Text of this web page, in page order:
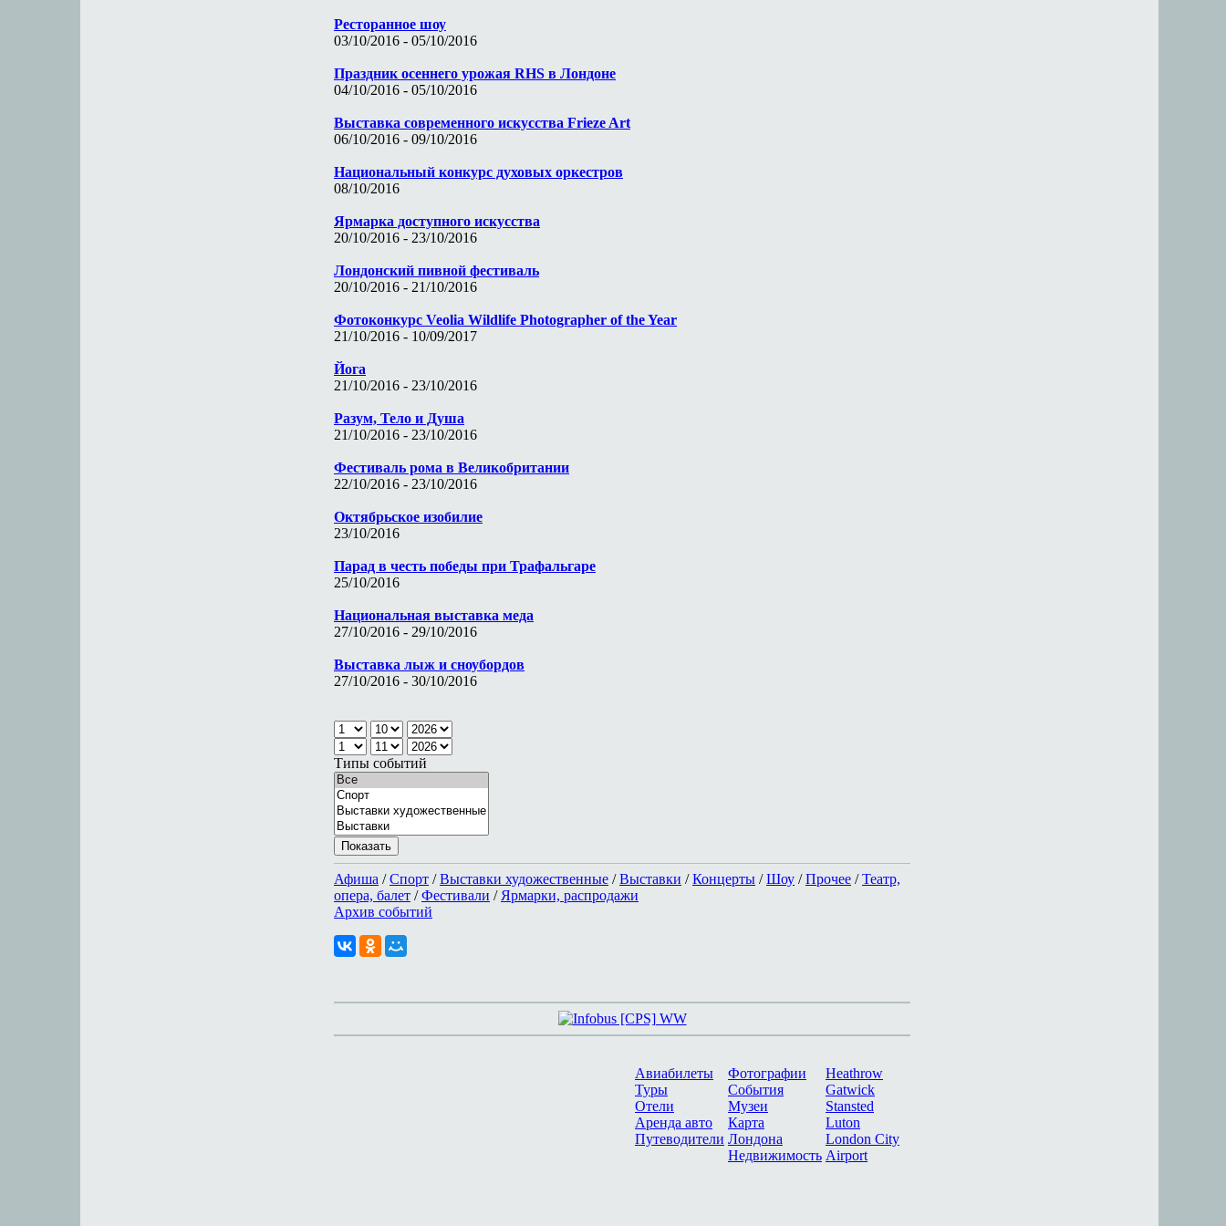
Ресторанное шоу
03/10/2016 - 05/10/2016
Праздник осеннего урожая RHS в Лондоне
04/10/2016 - 05/10/2016
Выставка современного искусства Frieze Art
06/10/2016 - 09/10/2016
Национальный конкурс духовых оркестров
08/10/2016
Ярмарка доступного искусства
20/10/2016 - 23/10/2016
Лондонский пивной фестиваль
20/10/2016 - 21/10/2016
Фотоконкурс Veolia Wildlife Photographer of the Year
21/10/2016 - 10/09/2017
Йога
21/10/2016 - 23/10/2016
Разум, Тело и Душа
21/10/2016 - 23/10/2016
Фестиваль рома в Великобритании
22/10/2016 - 23/10/2016
Октябрьское изобилие
23/10/2016
Парад в честь победы при Трафальгаре
25/10/2016
Национальная выставка меда
27/10/2016 - 29/10/2016
Выставка лыж и сноубордов
27/10/2016 - 30/10/2016
Типы событий
Афиша /Спорт /Выставки художественные /Выставки /Концерты /Шоу /Прочее /Театр,
опера, балет /Фестивали / Ярмарки, распродажи
Архив событий
Авиабилеты
Туры
Отели
Аренда авто
Путеводители
Фотографии
События
Музеи
Карта
Лондона
Недвижимость
Heathrow
Gatwick
Stansted
Luton
London City
Airport